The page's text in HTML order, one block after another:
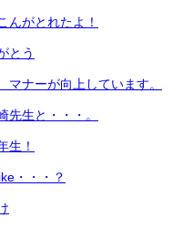
んがとれたよ！
とう
マナーが向上しています。
先生と・・・。
生！
・・・？